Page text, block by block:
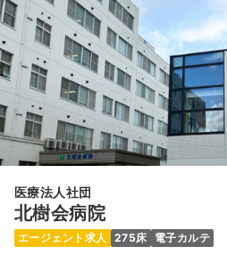
医療法人社団
北樹会病院
エージェント求人 275床 電子カルテ